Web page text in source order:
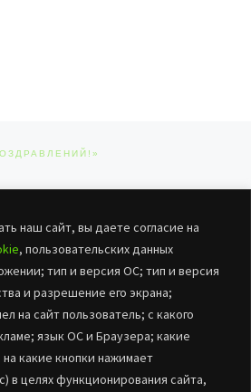
наш сайт, вы даете согласие на
, пользовательских данных
тип и версия ОС; тип и версия
и разрешение его экрана;
на сайт пользователь; с какого
язык ОС и Браузера; какие
какие кнопки нажимает
в целях функционирования сайта,
ОБРАТНО К СПИСКУ ЗАПИСЕЙ
МУЗЫКАЛЬНЫЙ БУКЕТ